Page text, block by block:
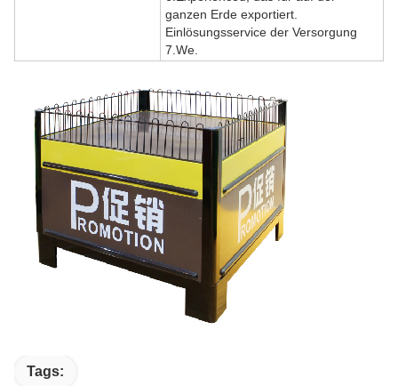
ganzen Erde exportiert.
Einlösungsservice der Versorgung
7.We.
Tags: